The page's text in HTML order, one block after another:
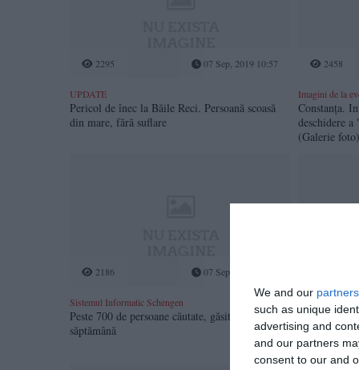
We and our partners
such as unique
advertising and
and our partners
consent to our and
2295 07 Sep, 2019 10:57
UPDATE
Pericol de înec la Băile Reci. Persoană scoasă
din mare, fără suflare
2458
Imagini de la
Constanța.
deschidere
(Galerie foto)
2186 07 Sep, 2019 09:48
Sistemul Informatic Schengen
Peste 700 de persoane căutate, găsite în ultima
săptămână
Accident
Lumina